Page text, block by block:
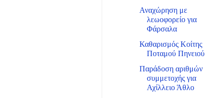
Αναχώρηση με
λεωοφορείο για
Φάρσαλα
Καθαρισμός Κοίτης
Ποταμού Πηνειού
Παράδοση αριθμών
συμμετοχής για
Αχίλλειο Άθλο